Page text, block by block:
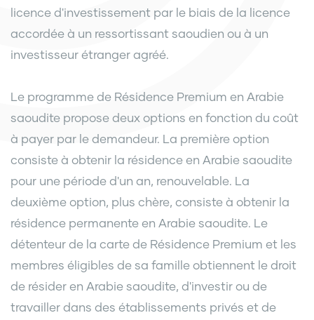
licence d'investissement par le biais de la licence
accordée à un ressortissant saoudien ou à un
investisseur étranger agréé.
Le programme de Résidence Premium en Arabie
saoudite propose deux options en fonction du coût
à payer par le demandeur. La première option
consiste à obtenir la résidence en Arabie saoudite
pour une période d'un an, renouvelable. La
deuxième option, plus chère, consiste à obtenir la
résidence permanente en Arabie saoudite. Le
détenteur de la carte de Résidence Premium et les
membres éligibles de sa famille obtiennent le droit
de résider en Arabie saoudite, d'investir ou de
travailler dans des établissements privés et de